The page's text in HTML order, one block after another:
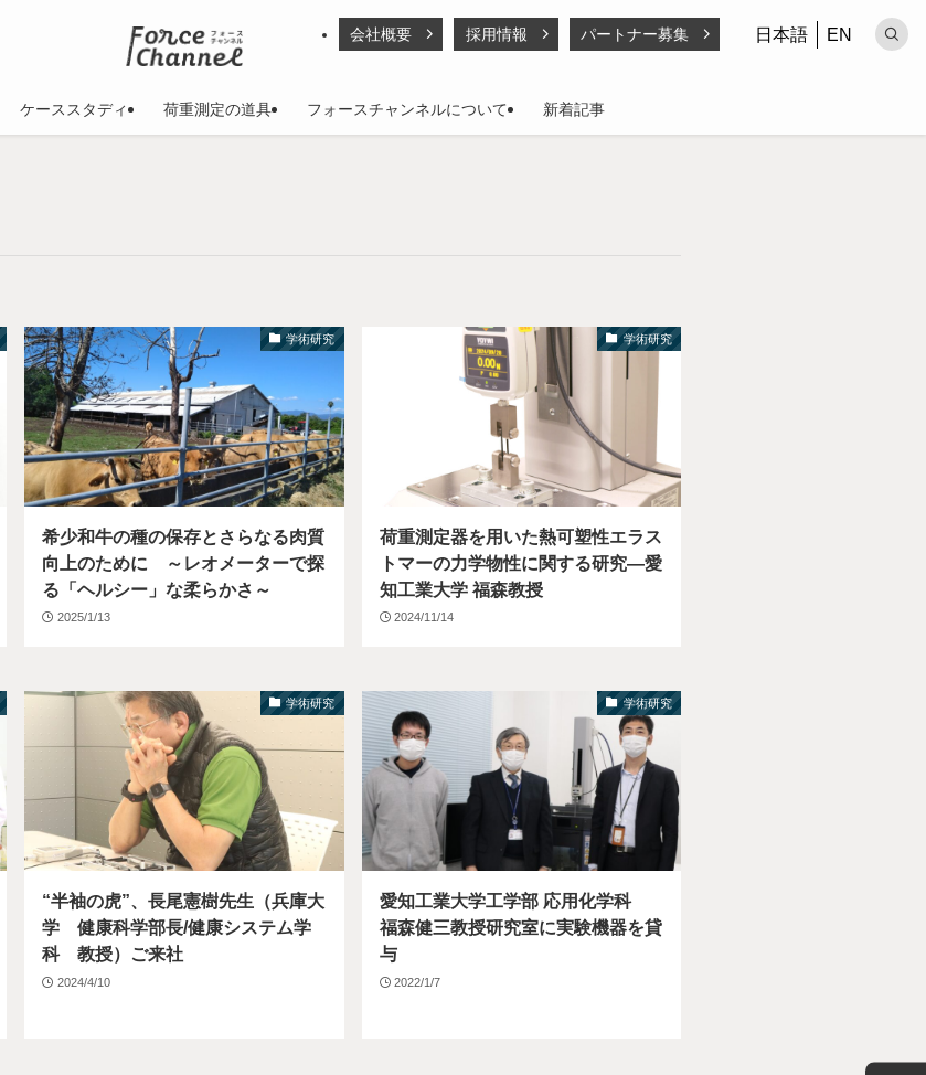
ケーススタディ 荷重測定の道具 フォースチャンネルについて 新着記事
会社概要 採用情報 パートナー募集 日本語 EN
学術研究
希少和牛の種の保存とさらなる肉質
向上のために ～レオメーターで探
る「ヘルシー」な柔らかさ～
2025/1/13
学術研究
荷重測定器を用いた熱可塑性エラス
トマーの力学物性に関する研究―愛
知工業大学 福森教授
2024/11/14
学術研究
“半袖の虎”、長尾憲樹先生（兵庫大
学 健康科学部長/健康システム学
科 教授）ご来社
2024/4/10
学術研究
愛知工業大学工学部 応用化学科
福森健三教授研究室に実験機器を貸
与
2022/1/7